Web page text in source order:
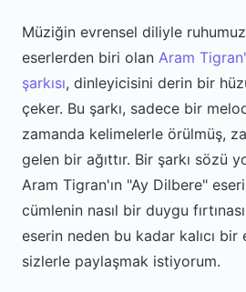
Müziğin evrensel diliyle
eserlerden biri olan Aram
şarkısı, dinleyicisini derin bir
çeker. Bu şarkı, sadece bir
zamanda kelimelerle örülmüş,
gelen bir ağıttır. Bir şarkı sözü
Aram Tigran'ın "Ay Dilbere"
cümlenin nasıl bir duygu fırtınası
eserin neden bu kadar kalıcı bir
sizlerle paylaşmak istiyorum.